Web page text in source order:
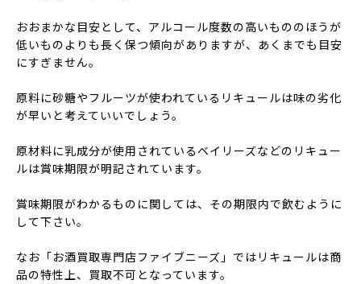
おおまかな目安として、アルコール度数の高いもののほうが
低いものよりも長く保つ傾向がありますが、あくまでも目安
にすぎません。
原料に砂糖やフルーツが使われているリキュールは味の劣化
が早いと考えていいでしょう。
原材料に乳成分が使用されているベイリーズなどのリキュー
ルは賞味期限が明記されています。
賞味期限がわかるものに関しては、その期限内で飲むように
して下さい。
なお「お酒買取専門店ファイブニーズ」ではリキュールは商
品の特性上、買取不可となっています。